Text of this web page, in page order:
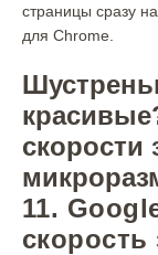
страницы сразу
для Chrome.
скорости
11.
скорость